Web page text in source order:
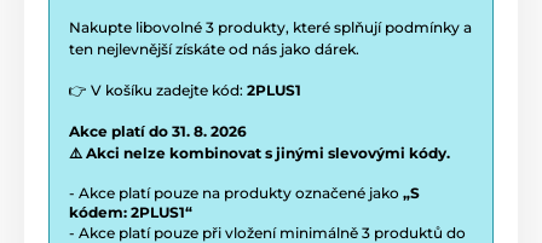
Nakupte libovolné 3 produkty, které splňují podmínky a
ten nejlevnější získáte od nás jako dárek.
👉 V košíku zadejte kód: 2PLUS1
Akce platí do 31. 8. 2026
⚠️ Akci nelze kombinovat s jinými slevovými kódy.
- Akce platí pouze na produkty označené jako „S
kódem: 2PLUS1“
- Akce platí pouze při vložení minimálně 3 produktů do